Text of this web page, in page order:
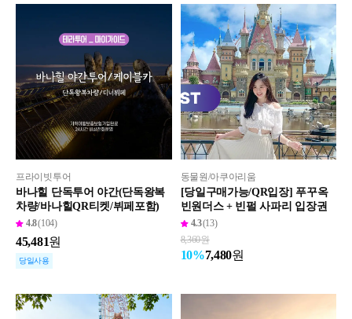
프라이빗투어
바나힐 단독투어 야간(단독왕복
차량/바나힐QR티켓/뷔페포함)
4.8(104)
45,481원
당일사용
동물원/아쿠아리움
[당일구매가능/QR입장] 푸꾸옥
빈원더스 + 빈펄 사파리 입장권
4.3(13)
8,360원
10%7,480원